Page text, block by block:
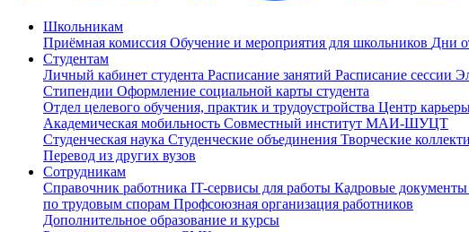
Школьникам
Приёмная комиссия Обучение и мероприятия для школьников Дни
Студентам
Личный кабинет студента Расписание занятий Расписание сессии
Стипендии Оформление социальной карты студента
Отдел целевого обучения, практик и трудоустройства Центр
Академическая мобильность Совместный институт МАИ-ШУЦТ
Студенческая наука Студенческие объединения Творческие
Перевод из других вузов
Сотрудникам
Cправочник работника IT-сервисы для работы Кадровые
по трудовым спорам Профсоюзная организация работников
Дополнительное образование и курсы